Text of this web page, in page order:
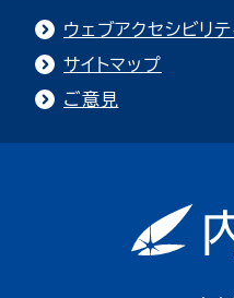
ウェブアクセシビリテ
サイトマップ
ご意見